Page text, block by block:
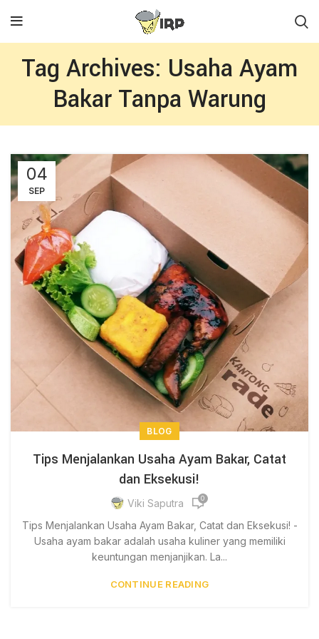
Tag Archives: Usaha Ayam
Bakar Tanpa Warung
04
SEP
BLOG
Tips Menjalankan Usaha Ayam Bakar, Catat
dan Eksekusi!
Viki Saputra 0
Tips Menjalankan Usaha Ayam Bakar, Catat dan Eksekusi! -
Usaha ayam bakar adalah usaha kuliner yang memiliki
keuntungan menjanjikan. La...
CONTINUE READING